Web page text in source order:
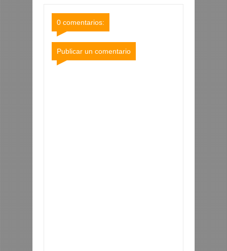
0 comentarios:
Publicar un comentario